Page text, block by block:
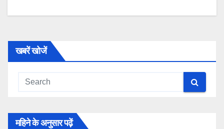
खबरें खोजें
महिने के अनुसार पढ़ें